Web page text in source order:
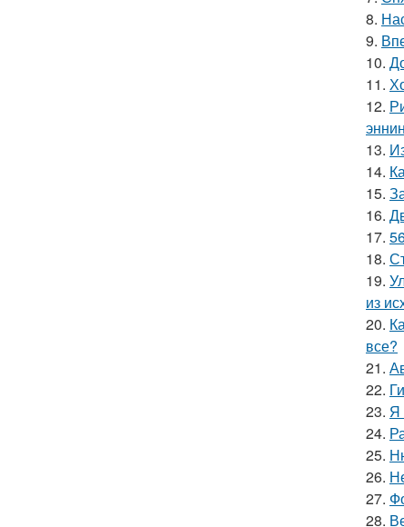
8.
9.
10.
11.
12.
13.
14.
15.
16.
17.
18.
19.
из
20.
все?
21.
22.
23. Я
24.
25.
26.
27.
28.